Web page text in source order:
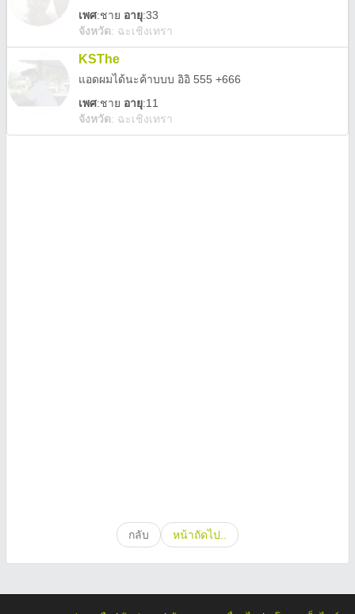
เพศ:ชาย อายุ:33
จังหวัด: ฉะเชิงเทรา
KSThe
แอดผมได้นะค้าบบบ อิอิ 555 +666
เพศ:ชาย อายุ:11
จังหวัด: ฉะเชิงเทรา
กลับ หน้าถัดไป..